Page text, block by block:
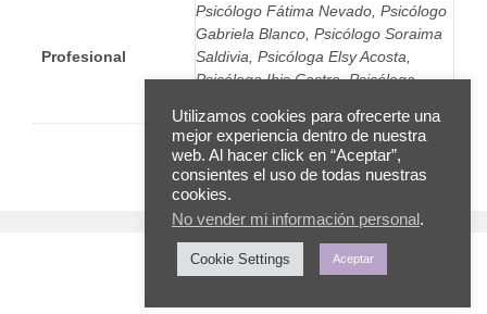
Profesional
Psicólogo Fátima Nevado, Psicólogo
Gabriela Blanco, Psicólogo Soraima
Saldivia, Psicóloga Elsy Acosta,
Psicóloga Ibis Castro, Psicóloga
Utilizamos cookies para ofrecerte una
mejor experiencia dentro de nuestra
web. Al hacer click en “Aceptar”,
consientes el uso de todas nuestras
cookies.
No vender mi información personal .
Cookie Settings Aceptar